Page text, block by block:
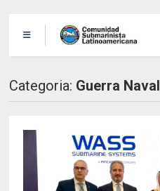
Categoria: Guerra Naval